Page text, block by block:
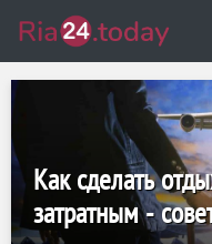
Как сделать
затратным -